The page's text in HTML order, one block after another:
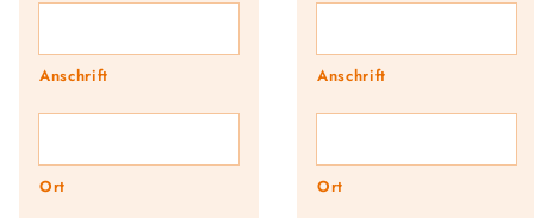
Anschrift
Ort
Anschrift
Ort